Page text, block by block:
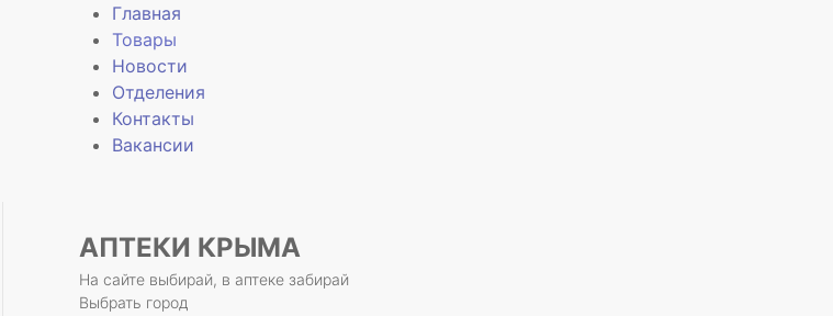
Главная
Товары
Новости
Отделения
Контакты
Вакансии
АПТЕКИ КРЫМА
На сайте выбирай, в аптеке забирай
Выбрать город